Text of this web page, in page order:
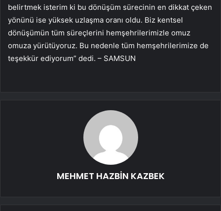
belirtmek isterim ki bu dönüşüm sürecinin en dikkat çeken
yönünü ise yüksek uzlaşma oranı oldu. Biz kentsel
dönüşümün tüm süreçlerini hemşehrilerimizle omuz
omuza yürütüyoruz. Bu nedenle tüm hemşehrilerimize de
teşekkür ediyorum” dedi. – SAMSUN
MEHMET HAZBİN KAZBEK